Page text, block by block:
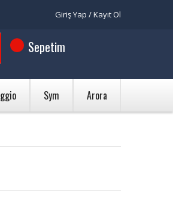
Giriş Yap / Kayıt Ol
Sepetim
Sym Arora